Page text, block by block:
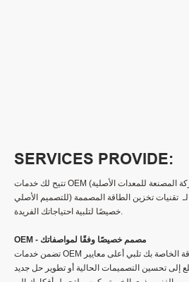
SERVICES PROVIDE:
تتيح لك خدمات OEM (الشركة المصنعة للمعدات الأصلية) وODM (الشركة المصنعة
للتصميم الأصلي) الاستفادة من الإمكانات الكاملة لـ تقنيات تخزين الطاقة المصممة
خصيصًا لتلبية احتياجاتك الفريدة.
OEM - مصمم خصيصًا وفقًا لمواصفاتك
تضمن خدمات OEM لدينا أن منتجات تخزين الطاقة الخاصة بك تلبي أعلى معايير
إلى تحسين التصميمات الحالية أو تطوير حل جديد